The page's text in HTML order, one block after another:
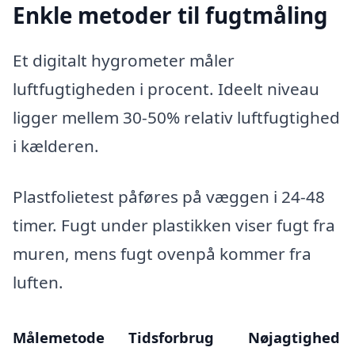
Enkle metoder til fugtmåling
Et digitalt hygrometer måler
luftfugtigheden i procent. Ideelt niveau
ligger mellem 30-50% relativ luftfugtighed
i kælderen.
Plastfolietest påføres på væggen i 24-48
timer. Fugt under plastikken viser fugt fra
muren, mens fugt ovenpå kommer fra
luften.
Målemetode Tidsforbrug Nøjagtighed